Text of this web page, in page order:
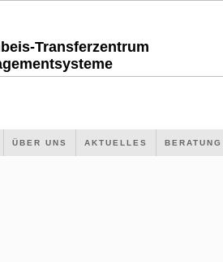
Transferzentrum
ÜBER UNS AKTUELLES